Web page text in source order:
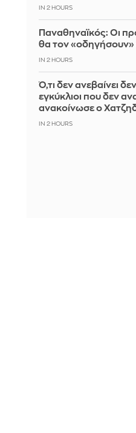
IN 2 HOURS
Παναθηναϊκός: Οι
θα τον «οδηγήσουν»
IN 2 HOURS
Ό,τι δεν ανεβαίνει
εγκύκλιοι που δεν
ανακοίνωσε ο
IN 2 HOURS